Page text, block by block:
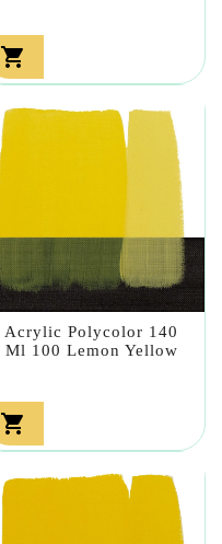

Acrylic Polycolor 140
Ml 100 Lemon Yellow
